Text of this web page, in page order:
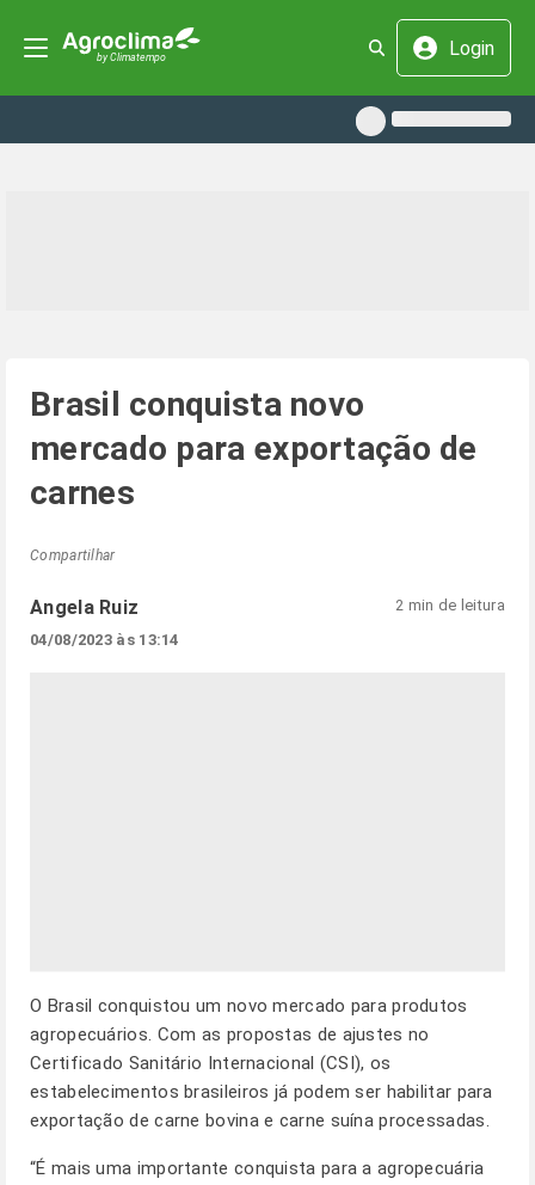
Login
Brasil conquista novo
mercado para exportação de
carnes
Compartilhar
Angela Ruiz
04/08/2023 às 13:14
2 min de leitura
O Brasil conquistou um novo mercado para produtos
agropecuários. Com as propostas de ajustes no
Certificado Sanitário Internacional (CSI), os
estabelecimentos brasileiros já podem ser habilitar para
exportação de carne bovina e carne suína processadas.
“É mais uma importante conquista para a agropecuária